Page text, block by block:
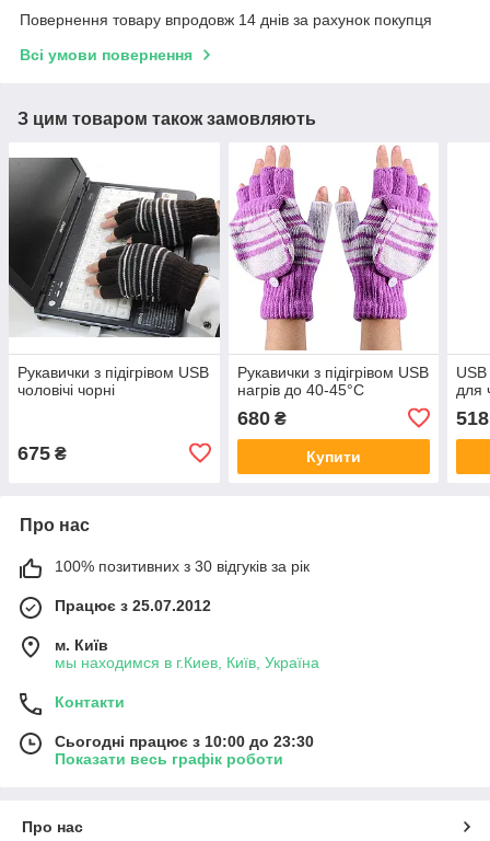
Повернення товару впродовж 14 днів за рахунок покупця
Всі умови повернення
З цим товаром також замовляють
Рукавички з підігрівом USB
чоловічі чорні
675 ₴
Рукавички з підігрівом USB
нагрів до 40-45°C
680₴
Купити
USB
для
518
Про нас
100% позитивних з 30 відгуків за рік
Працює з 25.07.2012
м. Київ
мы находимся в г.Киев, Київ, Україна
Контакти
Сьогодні працює з 10:00 до 23:30
Показати весь графік роботи
Про нас